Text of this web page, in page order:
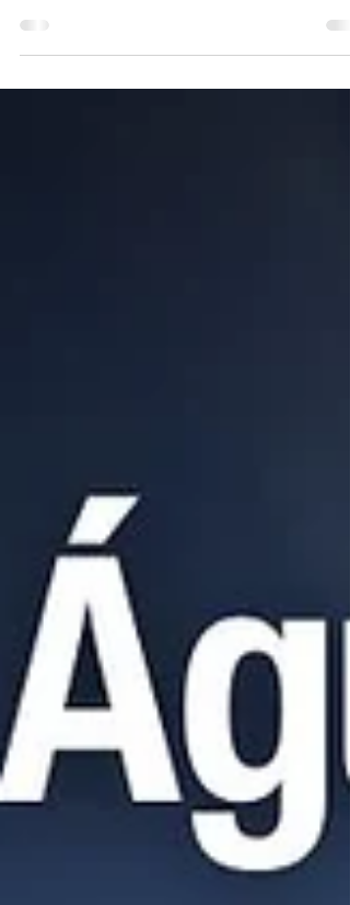
Curso On-line TRATAMENTO DE ÁGUA PARA
UTILIDADES